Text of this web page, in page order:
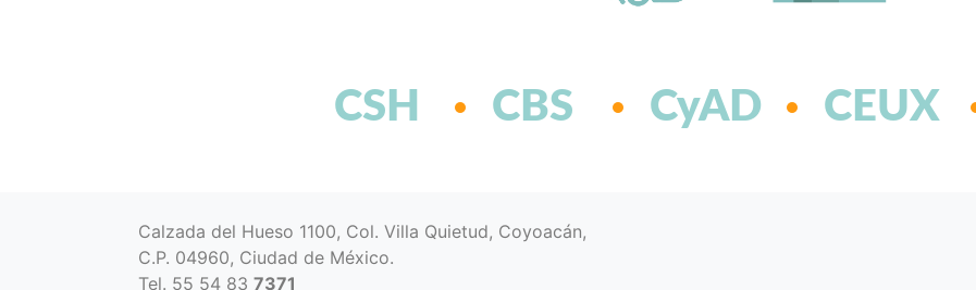
CSH CBS CyAD CEUX
Calzada del Hueso 1100, Col. Villa Quietud, Coyoacán,
C.P. 04960, Ciudad de México.
Tel. 55 54 83 7371